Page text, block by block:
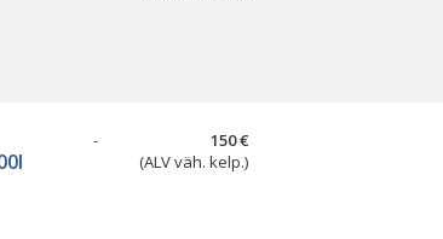
-
150 €
(ALV väh. kelp.)